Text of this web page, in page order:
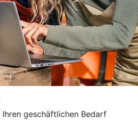
Ihren geschäftlichen Bedarf